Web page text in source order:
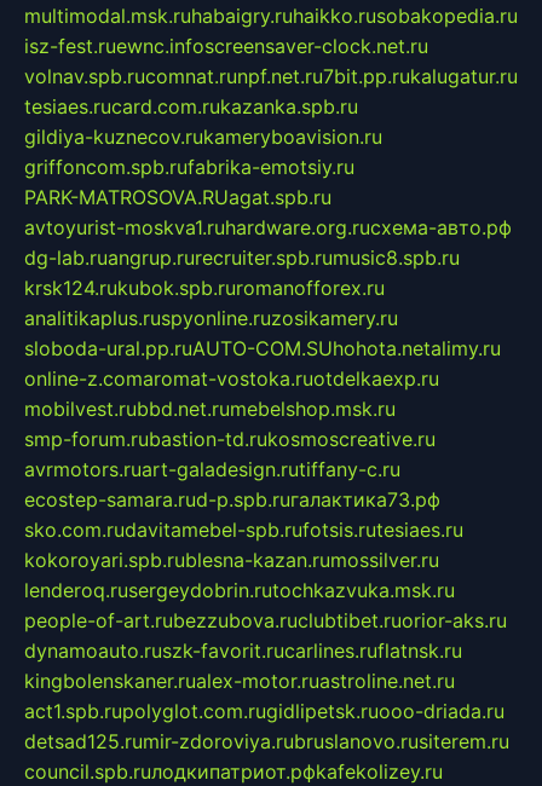
multimodal.msk.ruhabaigry.ruhaikko.rusobakopedia.ru
isz-fest.ruewnc.infoscreensaver-clock.net.ru
volnav.spb.rucomnat.runpf.net.ru7bit.pp.rukalugatur.ru
tesiaes.rucard.com.rukazanka.spb.ru
gildiya-kuznecov.rukameryboavision.ru
griffoncom.spb.rufabrika-emotsiy.ru
PARK-MATROSOVA.RUagat.spb.ru
avtoyurist-moskva1.ruhardware.org.ruсхема-авто.рф
dg-lab.ruangrup.rurecruiter.spb.rumusic8.spb.ru
krsk124.rukubok.spb.ruromanofforex.ru
analitikaplus.ruspyonline.ruzosikamery.ru
sloboda-ural.pp.ruAUTO-COM.SUhohota.netalimy.ru
online-z.comaromat-vostoka.ruotdelkaexp.ru
mobilvest.rubbd.net.rumebelshop.msk.ru
smp-forum.rubastion-td.rukosmoscreative.ru
avrmotors.ruart-galadesign.rutiffany-c.ru
ecostep-samara.rud-p.spb.ruгалактика73.рф
sko.com.rudavitamebel-spb.rufotsis.rutesiaes.ru
kokoroyari.spb.rublesna-kazan.rumossilver.ru
lenderoq.rusergeydobrin.rutochkazvuka.msk.ru
people-of-art.rubezzubova.ruclubtibet.ruorior-aks.ru
dynamoauto.ruszk-favorit.rucarlines.ruflatnsk.ru
kingbolenskaner.rualex-motor.ruastroline.net.ru
act1.spb.rupolyglot.com.rugidlipetsk.ruooo-driada.ru
detsad125.rumir-zdoroviya.rubruslanovo.rusiterem.ru
council.spb.ruлодкипатриот.рфkafekolizey.ru